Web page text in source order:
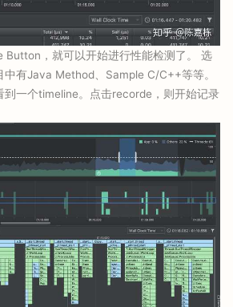
Button，就可以开始进行性能检测了。 选
中有Java Method、Sample C/C++等等。
到一个timeline。点击recorde，则开始记录